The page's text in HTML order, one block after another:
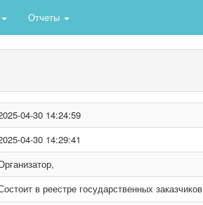
Отчеты
04-30 14:24:59
04-30 14:29:41
в реестре государственных заказчиков